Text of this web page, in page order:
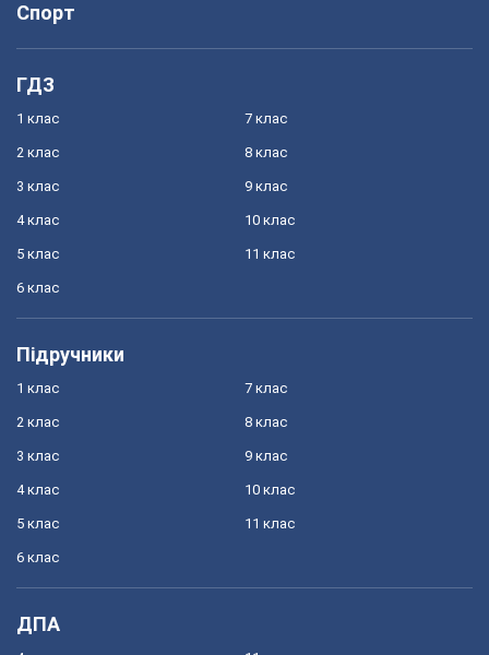
Спорт
ГДЗ
1 клас
2 клас
3 клас
4 клас
5 клас
6 клас
7 клас
8 клас
9 клас
10 клас
11 клас
Підручники
1 клас
2 клас
3 клас
4 клас
5 клас
6 клас
7 клас
8 клас
9 клас
10 клас
11 клас
ДПА